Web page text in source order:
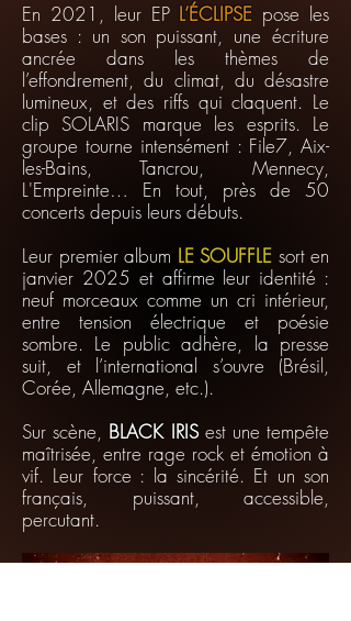
En 2021, leur EP L’ÉCLIPSE pose les
bases : un son puissant, une écriture
ancrée dans les thèmes de
l’effondrement, du climat, du désastre
lumineux, et des riffs qui claquent. Le
clip SOLARIS marque les esprits. Le
groupe tourne intensément : File7, Aix-
les-Bains, Tancrou, Mennecy,
L'Empreinte… En tout, près de 50
concerts depuis leurs débuts.
Leur premier album LE SOUFFLE sort en
janvier 2025 et affirme leur identité :
neuf morceaux comme un cri intérieur,
entre tension électrique et poésie
sombre. Le public adhère, la presse
suit, et l’international s’ouvre (Brésil,
Corée, Allemagne, etc.).
Sur scène, BLACK IRISest une tempête
maîtrisée, entre rage rock et émotion à
vif. Leur force : la sincérité. Et un son
français, puissant, accessible,
percutant.